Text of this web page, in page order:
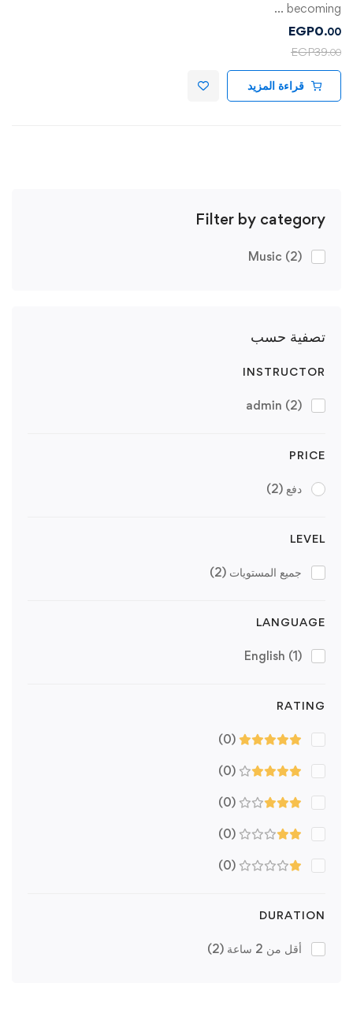
becoming …
EGP0.00
EGP39.00
قراءة المزيد
Filter by category
Music (2)
تصفية حسب
INSTRUCTOR
admin (2)
PRICE
دفع (2)
LEVEL
جميع المستويات (2)
LANGUAGE
English (1)
RATING
(0)
(0)
(0)
(0)
(0)
DURATION
أقل من 2 ساعة (2)